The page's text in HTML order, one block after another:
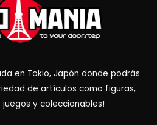
en Tokio, Japón donde podrás
de artículos como figuras,
y coleccionables!